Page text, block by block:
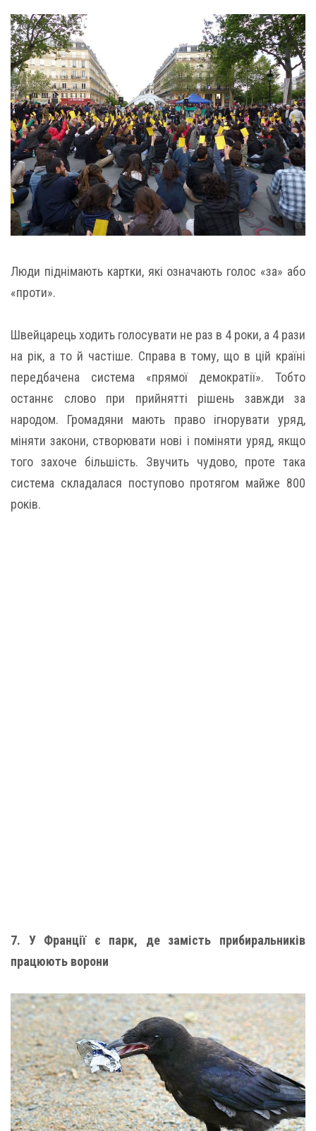
Люди піднімають картки, які означають голос «за» або
«проти».
Швейцарець ходить голосувати не раз в 4 роки, а 4 рази
на рік, а то й частіше. Справа в тому, що в цій країні
передбачена система «прямої демократії». Тобто
останнє слово при прийнятті рішень завжди за
народом. Громадяни мають право ігнорувати уряд,
міняти закони, створювати нові і поміняти уряд, якщо
того захоче більшість. Звучить чудово, проте така
система складалася поступово протягом майже 800
років.
7. У Франції є парк, де замість прибиральників
працюють ворони